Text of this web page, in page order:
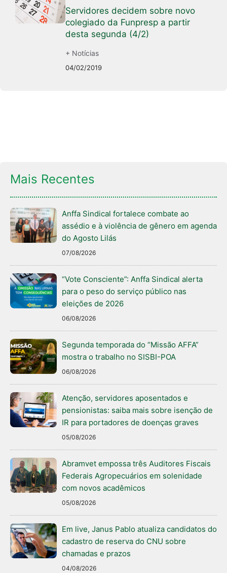
Servidores decidem sobre novo
colegiado da Funpresp a partir
desta segunda (4/2)
+ Notícias
04/02/2019
Mais Recentes
Anffa Sindical fortalece combate ao
assédio e à violência de gênero em agenda
do Agosto Lilás
07/08/2026
“Vote Consciente”: Anffa Sindical alerta
para o peso do serviço público nas
eleições de 2026
06/08/2026
Segunda temporada do “Missão AFFA”
mostra o trabalho no SISBI-POA
06/08/2026
Atenção, servidores aposentados e
pensionistas: saiba mais sobre isenção de
IR para portadores de doenças graves
05/08/2026
Abramvet empossa três Auditores Fiscais
Federais Agropecuários em solenidade
com novos acadêmicos
05/08/2026
Em live, Janus Pablo atualiza candidatos do
cadastro de reserva do CNU sobre
chamadas e prazos
04/08/2026